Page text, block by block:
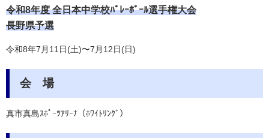
令和8年度 全日本中学校ﾊﾞﾚｰﾎﾞｰﾙ選手権大会
長野県予選
令和8年7月11日(土)〜7月12日(日)
会 場
真市真島ｽﾎﾟｰﾂｱﾘｰﾅ（ﾎﾜｲﾄﾘﾝｸﾞ）